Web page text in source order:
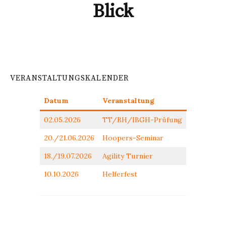
Blick
VERANSTALTUNGSKALENDER
Datum Veranstaltung
02.05.2026
TT/BH/IBGH-Prüfung
20./21.06.2026
Hoopers-Seminar
18./19.07.2026
Agility Turnier
10.10.2026
Helferfest